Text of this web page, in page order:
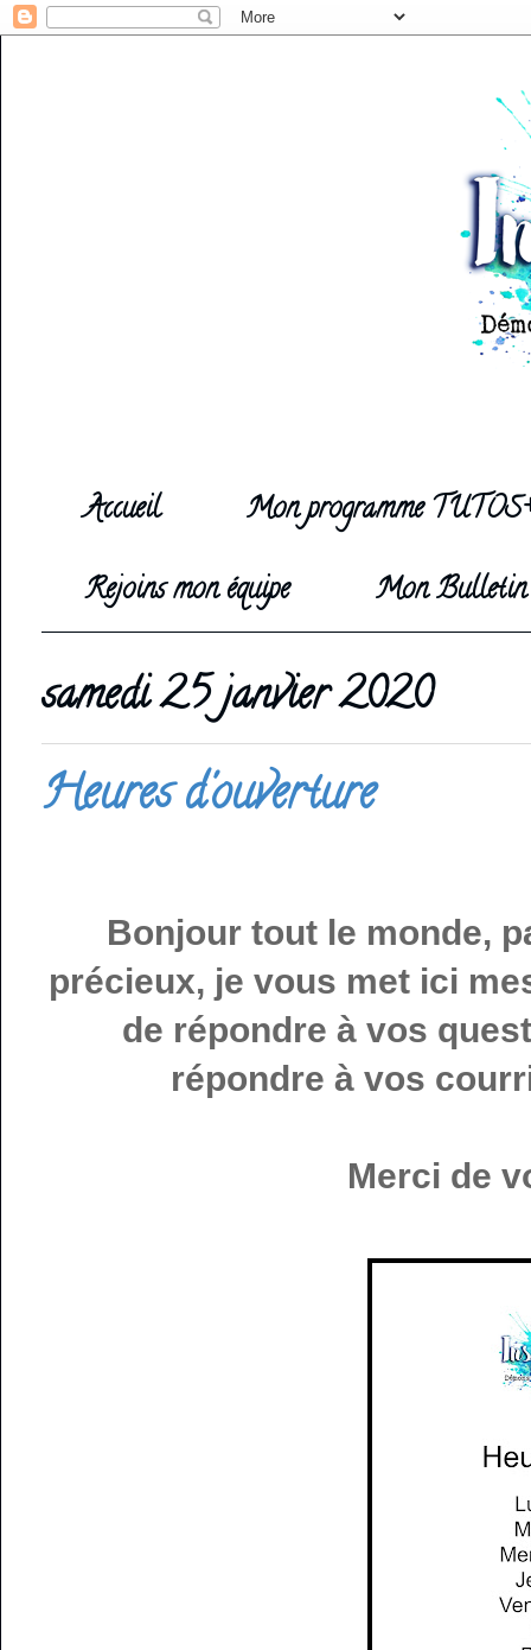
Accueil
Mon programme
Rejoins mon équipe
Mon
samedi 25 janvier 2020
Heures d'ouverture
Bonjour tout le monde,
précieux, je vous met ici
de répondre à vos
répondre à vos
Merci de